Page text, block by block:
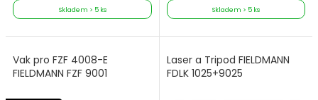
Skladem > 5 ks Skladem > 5 ks
Vak pro FZF 4008-E
FIELDMANN FZF 9001
Laser a Tripod FIELDMANN
FDLK 1025+9025